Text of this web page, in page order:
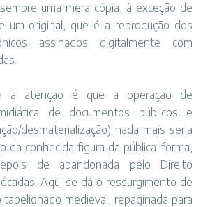
uma mera cópia, à exceção de
um original, que é a reprodução dos
assinados digitalmente com
a atenção é que a operação de
de documentos públicos e
desmaterialização) nada mais seria
da conhecida figura da pública-forma,
de abandonada pelo Direito
Aqui se dá o ressurgimento de
medieval, repaginada para